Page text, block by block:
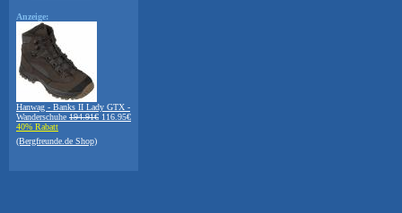
Anzeige:
Hanwag - Banks II Lady GTX -
Wanderschuhe 194.91€ 116.95€
40% Rabatt
(Bergfreunde.de Shop)